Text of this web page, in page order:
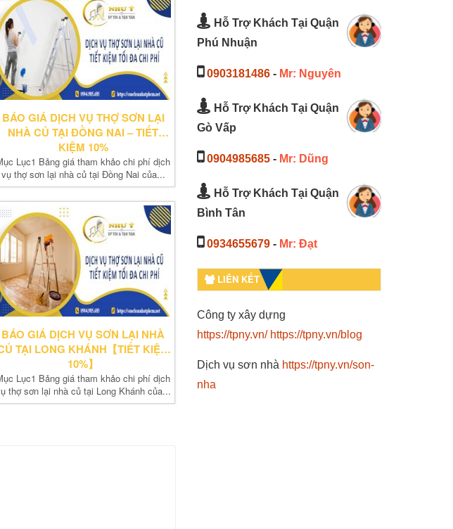
BÁO GIÁ DỊCH VỤ THỢ SƠN LẠI
NHÀ CỦ TẠI ĐỒNG NAI – TIẾT
KIỆM 10%
Lục1 Bảng giá tham khảo chi phí dịch
vụ thợ sơn lại nhà củ tại Đồng Nai của...
BÁO GIÁ DỊCH VỤ SƠN LẠI NHÀ
TẠI LONG KHÁNH【TIẾT KIỆM
10%】
Lục1 Bảng giá tham khảo chi phí dịch
thợ sơn lại nhà củ tại Long Khánh của...
Hỗ Trợ Khách Tại Quận
Phú Nhuận
0903181486- Mr: Nguyên
Hỗ Trợ Khách Tại Quận
Gò Vấp
0904985685- Mr: Dũng
Hỗ Trợ Khách Tại Quận
Bình Tân
0934655679- Mr: Đạt
LIÊN KẾT
Công ty xây dựng
https://tpny.vn/ https://tpny.vn/blog
Dịch vụ sơn nhà https://tpny.vn/son-
nha